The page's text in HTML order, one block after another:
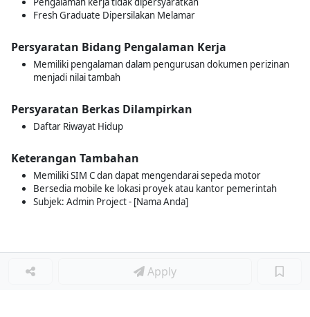
Fresh Graduate Dipersilakan Melamar
Persyaratan Bidang Pengalaman Kerja
Memiliki pengalaman dalam pengurusan dokumen perizinan
menjadi nilai tambah
Persyaratan Berkas Dilampirkan
Daftar Riwayat Hidup
Keterangan Tambahan
Memiliki SIM C dan dapat mengendarai sepeda motor
Bersedia mobile ke lokasi proyek atau kantor pemerintah
Subjek: Admin Project - [Nama Anda]
Apply